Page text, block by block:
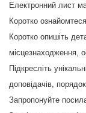
Електронний лист
Коротко
Коротко опишіть
місцезнаходження,
Підкресліть
доповідачів,
Запропонуйте